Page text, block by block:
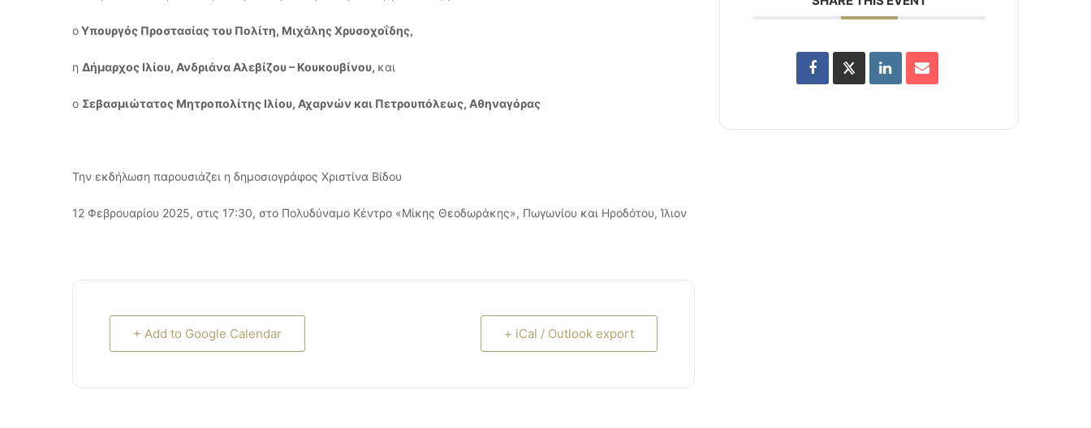
οΥπουργός Προστασίας του Πολίτη, Μιχάλης Χρυσοχοΐδης,
η Δήμαρχος Ιλίου, Ανδριάνα Αλεβίζου – Κουκουβίνου, και
ο Σεβασμιώτατος Μητροπολίτης Ιλίου, Αχαρνών και Πετρουπόλεως, Αθηναγόρας
Την εκδήλωση παρουσιάζει η δημοσιογράφος Χριστίνα Βίδου
12 Φεβρουαρίου 2025, στις 17:30, στο Πολυδύναμο Κέντρο «Μίκης Θεοδωράκης», Πωγωνίου και Ηροδότου, Ίλιον
+ Add to Google Calendar + iCal / Outlook export